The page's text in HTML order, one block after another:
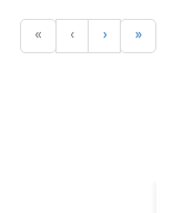
« ‹ › »